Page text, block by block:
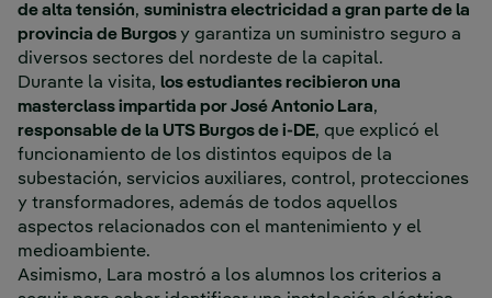
de alta tensión, suministra electricidad a gran parte de la
provincia de Burgosy garantiza un suministro seguro a
diversos sectores del nordeste de la capital.
Durante la visita, los estudiantes recibieron una
masterclass impartida por José Antonio Lara,
responsable de la UTS Burgos de i-DE, que explicó el
funcionamiento de los distintos equipos de la
subestación, servicios auxiliares, control, protecciones
y transformadores, además de todos aquellos
aspectos relacionados con el mantenimiento y el
medioambiente.
Asimismo, Lara mostró a los alumnos los criterios a